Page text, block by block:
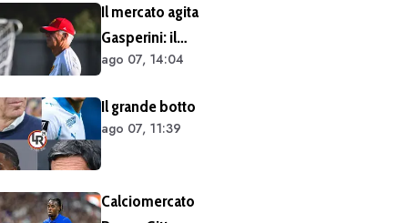
Il mercato agita
Gasperini: il
retroscena dietro al
Ecco cosa è emerso
dal meeting con la
ago 07, 14:04
Il grande botto
ago 07, 11:39
Calciomercato